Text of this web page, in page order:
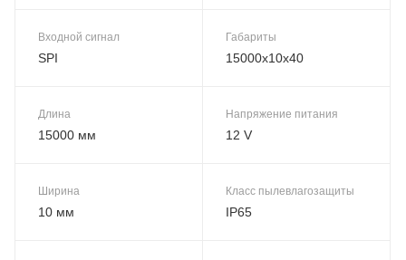
Входной сигнал
SPI
Габариты
15000x10x40
Длина
15000 мм
Напряжение питания
12 V
Ширина
10 мм
Класс пылевлагозащиты
IP65